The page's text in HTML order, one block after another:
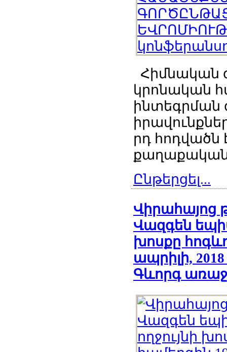
Հիմնական
կրոնական
ինտեգրման
րդ
քաղաքական
Ընթերցել...
Վիրահայոց
Վազգեն
խոսքը
ապրիլի,
Գևորգ